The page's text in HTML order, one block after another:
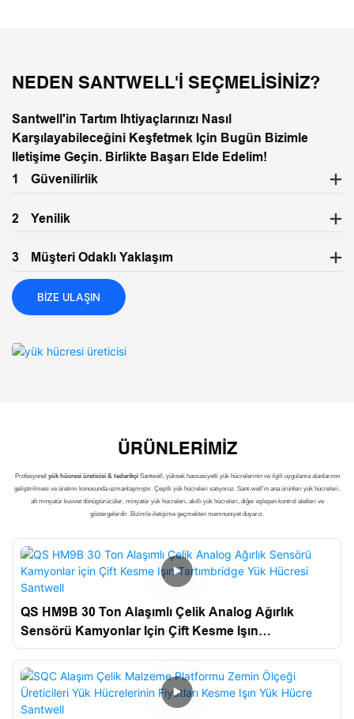
NEDEN SANTWELL'I SEÇMELISINIZ?
Santwell'in Tartım Ihtiyaçlarınızı Nasıl
Karşılayabileceğini Keşfetmek Için Bugün Bizimle
Iletişime Geçin. Birlikte Başarı Elde Edelim!
1
Güvenilirlik
2 Yenilik
3 Müşteri Odaklı Yaklaşım
BIZE ULAŞIN
ÜRÜNLERIMIZ
Profesyonel yük hücresi üreticisi & tedarikçi Santwell, yüksek hassasiyetli yük hücrelerinin ve ilgili uygulama alanlarının
geliştirilmesi ve üretimi konusunda uzmanlaşmıştır. Çeşitli yük hücreleri satıyoruz. Sant-well'in ana ürünleri yük hücreleri,
alt minyatür kuvvet dönüştürücüler, minyatür yük hücreleri, akıllı yük hücreleri, diğer eşleşen kontrol aletleri ve
göstergelerdir. Bizimle iletişime geçmekten memnuniyet duyarız.
QS HM9B 30 Ton Alaşımlı Çelik Analog Ağırlık
Sensörü Kamyonlar Için Çift Kesme Işın
Tartımbridge Yük Hücresi Santwell